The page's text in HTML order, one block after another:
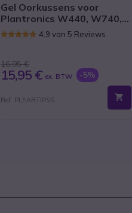
Gel Oorkussens voor
Plantronics W440, W740,
W745, CS540, C565 (x25)
4.9 van 5 Reviews
16,95 €
15,95 € ex. BTW -5%
Ref: PLEARTIPSS